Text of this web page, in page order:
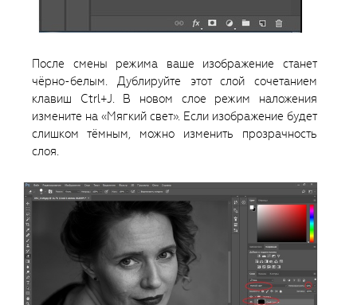
После смены режима ваше изображение станет
чёрно-белым. Дублируйте этот слой сочетанием
клавиш Ctrl+J. В новом слое режим наложения
измените на «Мягкий свет». Если изображение будет
слишком тёмным, можно изменить прозрачность
слоя.